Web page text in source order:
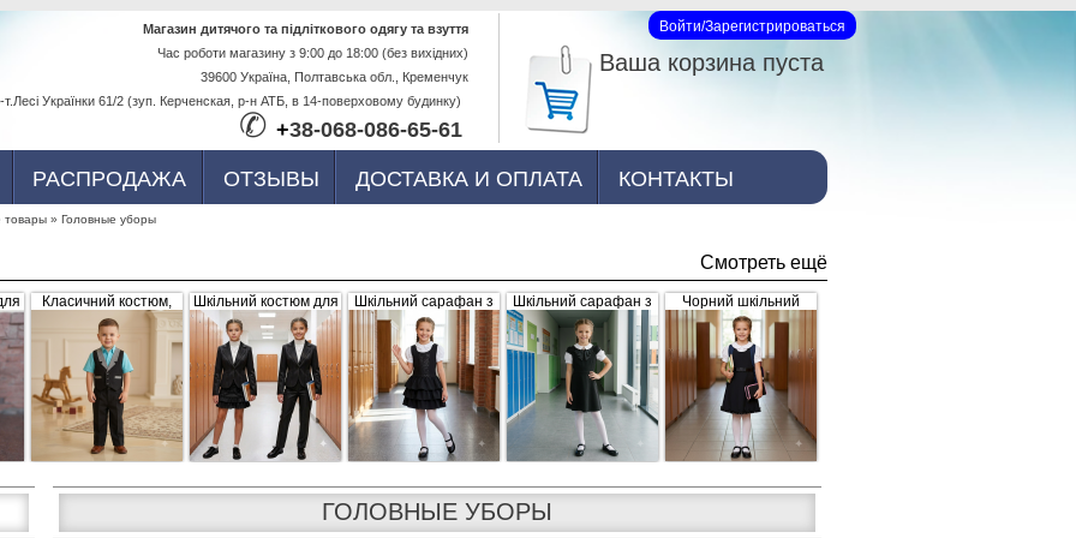
Перейти к
основному
содержанию
РАСПРОДАЖА ОТЗЫВЫ ДОСТАВКА И ОПЛАТА КОНТАКТЫ
Вход на сайт
Войти/Зарегистрироваться
Ваша корзина пуста
Магазин дитячого та підліткового одягу та взуття
Час роботи магазину з 9:00 до 18:00 (без вихідних)
39600 Україна, Полтавська обл., Кременчук
т.Лесі Українки 61/2 (зуп. Керченская, р-н АТБ, в 14-поверховому будинку)
✆ +38-068-086-65-61
товары » Головные уборы
Смотреть ещё
Класичний костюм,
чорний з сіро-білими
вставками (жилетка +
штани)
Шкільний костюм для
дівчинки, трійка
Шкільний сарафан з
рюшами, чорний
Шкільний сарафан з
брошкою, чорний
Чорний шкільний
сарафан для дівчинки
з рюшками внизу та
завищеним поясом
(арт.398)
ГОЛОВНЫЕ УБОРЫ